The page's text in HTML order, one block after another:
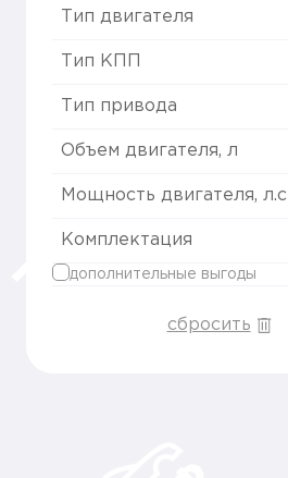
Тип двигателя
Тип КПП
Тип привода
Объем двигателя, л
Мощность двигателя, л.с
Комплектация
дополнительные выгоды
сбросить